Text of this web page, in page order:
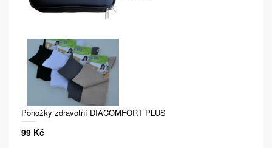
Ponožky zdravotní DIACOMFORT PLUS
99 Kč